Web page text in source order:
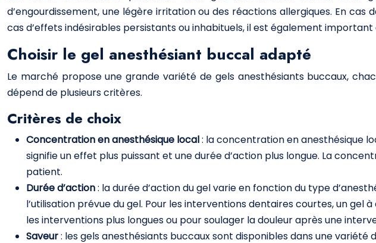
d’engourdissement, une légère irritation ou des réactions allergiques. En
cas d’effets indésirables persistants ou inhabituels, il est également
Choisir le gel anesthésiant buccal adapté
Le marché propose une grande variété de gels anesthésiants buccaux,
dépend de plusieurs critères.
Critères de choix
Concentration en anesthésique local: la concentration en anesthésique
signifie un effet plus puissant et une durée d’action plus longue. La
patient.
Durée d’action: la durée d’action du gel varie en fonction du type
l’utilisation prévue du gel. Pour les interventions dentaires courtes, un
les interventions plus longues ou pour soulager la douleur après une
Saveur: les gels anesthésiants buccaux sont disponibles dans une variété